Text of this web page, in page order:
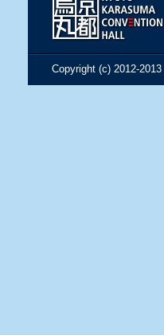
Copyright (c) 2012-2013